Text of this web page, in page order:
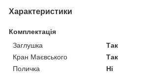
Характеристики
Комплектація
Заглушка
Так
Кран Маєвського
Так
Поличка
Ні